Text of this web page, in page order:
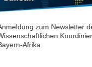
zum Newsletter
Afrika